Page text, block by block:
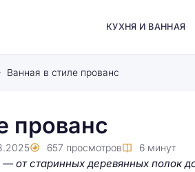
КУХНЯ И ВАННАЯ
Ванная в стиле прованс
прованс
657 просмотров 6 минут
от старинных деревянных полок